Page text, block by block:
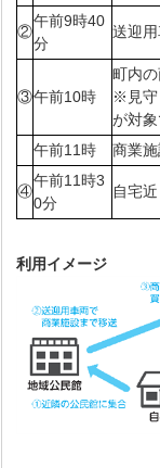
②
午前9時40
分
送迎
③午前10時
町内
※見守
が対象
午前11時
商業
④
午前11時3
0分
自宅
利用イメージ